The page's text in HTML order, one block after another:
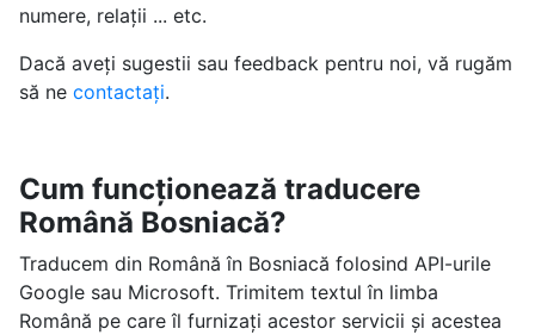
numere, relații ... etc.
Dacă aveți sugestii sau feedback pentru noi, vă rugăm
să ne contactați.
Cum funcționează traducere
Română Bosniacă?
Traducem din Română în Bosniacă folosind API-urile
Google sau Microsoft. Trimitem textul în limba
Română pe care îl furnizați acestor servicii și acestea